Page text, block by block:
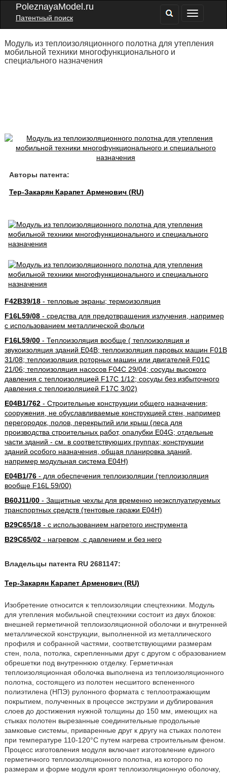
PoleznayaModel.ru
Патентный поиск
Модуль из теплоизоляционного полотна для утепления
мобильной техники многофункционального и
специального назначения
Авторы патента:
Тер-Закарян Карапет Арменович (RU)
F42B39/18- тепловые экраны; термоизоляция
F16L59/08- средства для предотвращения излучения, например
с использованием металлической фольги
F16L59/00- Теплоизоляция вообще ( теплоизоляция и
звукоизоляция зданий E04B; теплоизоляция паровых машин F01B
31/08; теплоизоляция роторных машин или двигателей F01C
21/06; теплоизоляция насосов F04C 29/04; сосуды высокого
давления с теплоизоляцией F17C 1/12; сосуды без избыточного
давления с теплоизоляцией F17C 3/02)
E04B1/762- Строительные конструкции общего назначения;
сооружения, не обуславливаемые конструкцией стен, например
перегородок, полов, перекрытий или крыш (леса для
производства строительных работ, опалубки E04G; отдельные
части зданий - см. в соответствующих группах; конструкции
зданий особого назначения, общая планировка зданий,
например модульная система E04H)
E04B1/76- для обеспечения теплоизоляции (теплоизоляция
вообще F16L 59/00)
B60J11/00- Защитные чехлы для временно неэксплуатируемых
транспортных средств (тентовые гаражи E04H)
B29C65/18- с использованием нагретого инструмента
B29C65/02- нагревом, с давлением и без него
Владельцы патента RU 2681147:
Тер-Закарян Карапет Арменович (RU)
Изобретение относится к теплоизоляции спецтехники. Модуль
для утепления мобильной спецтехники состоит из двух блоков:
внешней герметичной теплоизоляционной оболочки и внутренней
металлической конструкции, выполненной из металлического
профиля и собранной частями, соответствующими размерам
стен, пола, потолка, скрепленными друг с другом с образованием
обрешетки под внутреннюю отделку. Герметичная
теплоизоляционная оболочка выполнена из теплоизоляционного
полотна, состоящего из полотен несшитого вспененного
полиэтилена (НПЭ) рулонного формата с теплоотражающим
покрытием, полученных в процессе экструзии и дублирования
слоев до достижения нужной толщины до 150 мм, имеющих на
стыках полотен вырезанные соединительные продольные
замковые системы, приваренные друг к другу на стыках полотен
при температуре 110-120°С путем нагрева строительным феном.
Процесс изготовления модуля включает изготовление единого
герметичного теплоизоляционного полотна, из которого по
размерам и форме модуля кроят теплоизоляционную оболочку,